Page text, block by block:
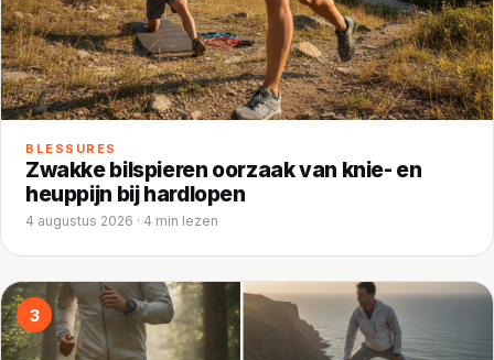
BLESSURES
Zwakke bilspieren oorzaak van knie- en
heuppijn bij hardlopen
4 augustus 2026 · 4 min lezen
3